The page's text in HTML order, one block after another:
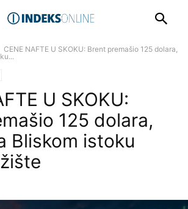
CENE NAFTE U SKOKU: Brent premašio 125 dolara,
U SKOKU:
125 dolara,
Bliskom istoku